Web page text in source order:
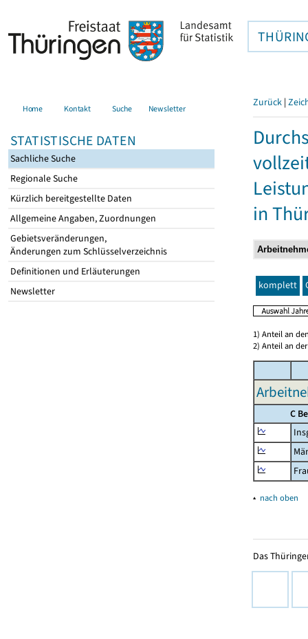
Home Kontakt Suche Newsletter
STATISTISCHE DATEN
Sachliche Suche
Regionale Suche
Kürzlich bereitgestellte Daten
Allgemeine Angaben, Zuordnungen
Gebietsveränderungen,
Änderungen zum Schlüsselverzeichnis
Definitionen und Erläuterungen
Newsletter
Zurück |
in
komplett
1) Anteil an
2) Anteil an
C
▴ nach oben
Das